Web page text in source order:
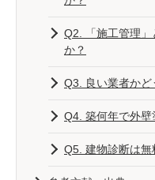
Q2. 「施工管理
か？
Q3. 良い業者かど
Q4. 築何年で外壁
Q5. 建物診断は無